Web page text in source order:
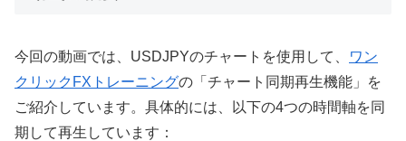
今回の動画では、USDJPYのチャートを使用して、
ワン
クリックFXトレーニングの「チャート同期再生機能」を
ご紹介しています。具体的には、以下の4つの時間軸を同
期して再生しています：